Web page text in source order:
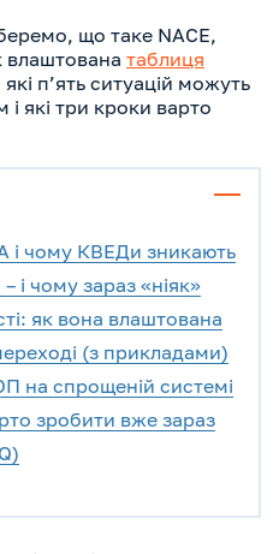
що таке NACE,
таблиця
які п’ять ситуацій можуть
які три кроки варто
і чому КВЕДи зникають
і чому зараз «ніяк»
як вона влаштована
(з прикладами)
на спрощеній системі
зробити вже зараз